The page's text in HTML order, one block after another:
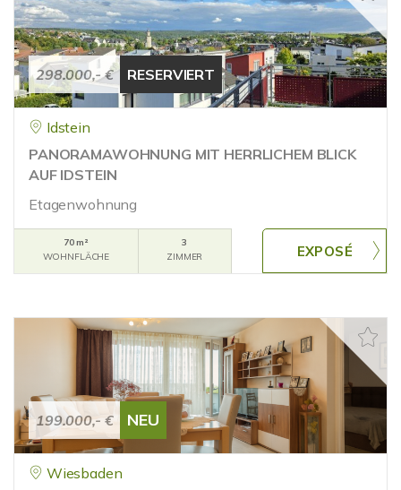
298.000,- € RESERVIERT
Idstein
PANORAMAWOHNUNG MIT HERRLICHEM BLICK
AUF IDSTEIN
Etagenwohnung
70 m²
WOHNFLÄCHE
3
ZIMMER
199.000,- € NEU
Wiesbaden